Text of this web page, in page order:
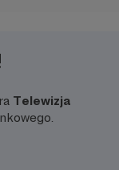
Telewizja